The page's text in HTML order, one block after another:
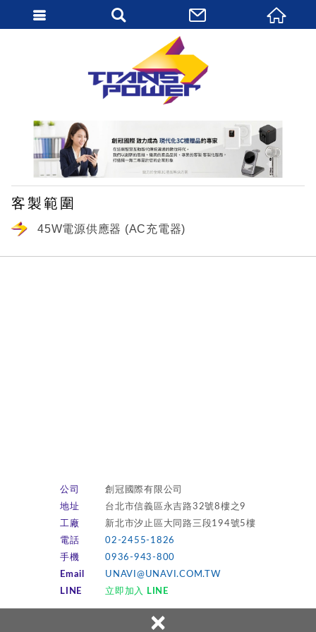
×
客製範圍
45W電源供應器 (AC充電器)
公司
創冠國際有限公司
地址
台北市信義區永吉路32號8樓之9
工廠
新北市汐止區大同路三段194號5樓
電話
02-2455-1826
手機
0936-943-800
Email
UNAVI@UNAVI.COM.TW
LINE
立即加入 LINE
繁體中文